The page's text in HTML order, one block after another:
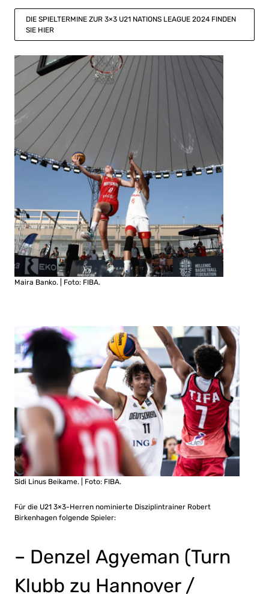
DIE SPIELTERMINE ZUR 3×3 U21 NATIONS LEAGUE 2024 FINDEN
SIE HIER
Maira Banko. | Foto: FIBA.
Sidi Linus Beikame. | Foto: FIBA.
Für die U21 3×3-Herren nominierte Disziplintrainer Robert
Birkenhagen folgende Spieler:
– Denzel Agyeman (Turn
Klubb zu Hannover /